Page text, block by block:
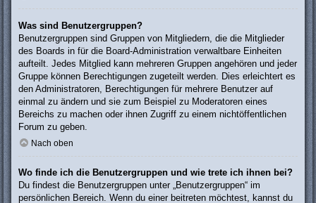
Was sind Benutzergruppen?
Benutzergruppen sind Gruppen von Mitgliedern, die die Mitglieder
des Boards in für die Board-Administration verwaltbare Einheiten
aufteilt. Jedes Mitglied kann mehreren Gruppen angehören und jeder
Gruppe können Berechtigungen zugeteilt werden. Dies erleichtert es
den Administratoren, Berechtigungen für mehrere Benutzer auf
einmal zu ändern und sie zum Beispiel zu Moderatoren eines
Bereichs zu machen oder ihnen Zugriff zu einem nichtöffentlichen
Forum zu geben.
Nach oben
Wo finde ich die Benutzergruppen und wie trete ich ihnen bei?
Du findest die Benutzergruppen unter „Benutzergruppen“ im
persönlichen Bereich. Wenn du einer beitreten möchtest, kannst du